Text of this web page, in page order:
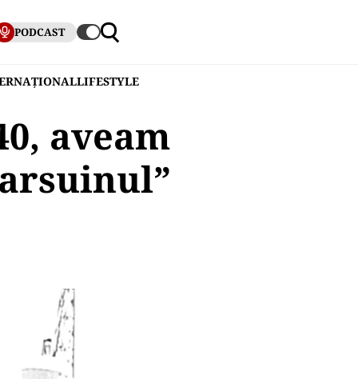
PODCAST
LIFESTYLE
aveam